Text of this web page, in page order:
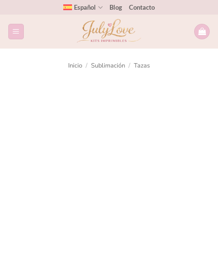
Español Blog Contacto
Inicio / Sublimación / Tazas